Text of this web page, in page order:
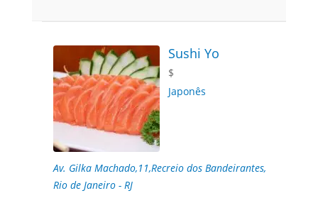
Sushi Yo
$
Japonês
Av. Gilka Machado,11,Recreio dos Bandeirantes,
Rio de Janeiro - RJ